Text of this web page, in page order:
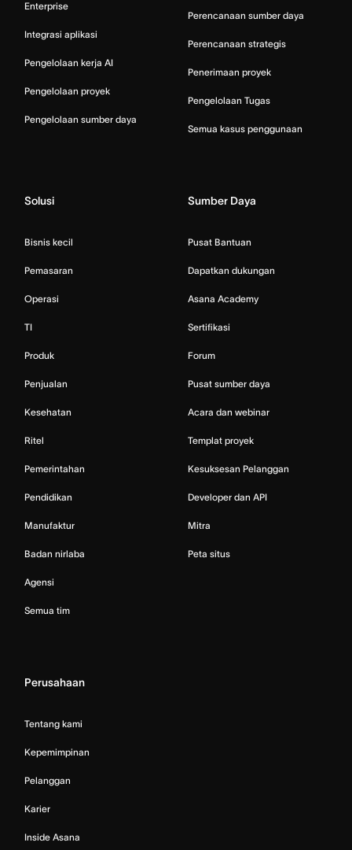
Enterprise
Integrasi aplikasi
Pengelolaan kerja AI
Pengelolaan proyek
Pengelolaan sumber daya
Perencanaan sumber daya
Perencanaan strategis
Penerimaan proyek
Pengelolaan Tugas
Semua kasus penggunaan
Solusi
Bisnis kecil
Pemasaran
Operasi
TI
Produk
Penjualan
Kesehatan
Ritel
Pemerintahan
Pendidikan
Manufaktur
Badan nirlaba
Agensi
Semua tim
Sumber Daya
Pusat Bantuan
Dapatkan dukungan
Asana Academy
Sertifikasi
Forum
Pusat sumber daya
Acara dan webinar
Templat proyek
Kesuksesan Pelanggan
Developer dan API
Mitra
Peta situs
Perusahaan
Tentang kami
Kepemimpinan
Pelanggan
Karier
Inside Asana